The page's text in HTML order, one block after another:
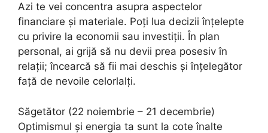
Azi te vei concentra asupra aspectelor
financiare și materiale. Poți lua decizii înțelepte
cu privire la economii sau investiții. În plan
personal, ai grijă să nu devii prea posesiv în
relații; încearcă să fii mai deschis și înțelegător
față de nevoile celorlalți.
Săgetător (22 noiembrie – 21 decembrie)
Optimismul și energia ta sunt la cote înalte